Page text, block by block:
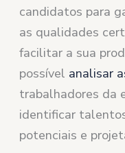
candidatos para
as qualidades
facilitar a sua
possível analisar
trabalhadores da
identificar
potenciais e